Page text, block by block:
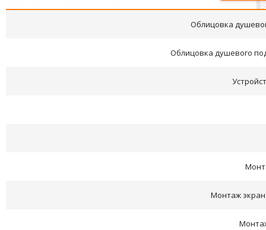
Облицовка
Облицовка душевого
Монтаж